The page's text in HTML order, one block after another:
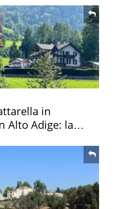
in
Alto Adige: la